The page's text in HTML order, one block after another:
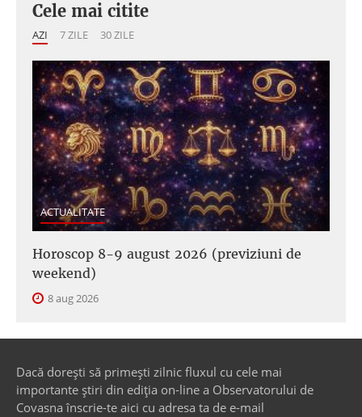
Cele mai citite
AZI 7 ZILE 30 ZILE
ACTUALITATE
Horoscop 8-9 august 2026 (previziuni de
weekend)
8 aug 2026
Dacă dorești să primești zilnic fluxul cu cele mai
importante știri din ediția on-line a Observatorului de
Covasna înscrie-te aici cu adresa ta de e-mail